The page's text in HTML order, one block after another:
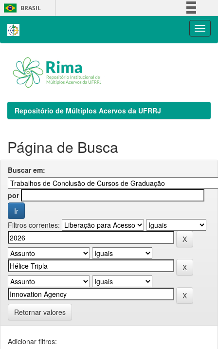
Skip
navigation
BRASIL
Repositório de Múltiplos Acervos da UFRRJ
Página de Busca
Buscar em:
por
Filtros correntes:
Retornar valores
Adicionar filtros: